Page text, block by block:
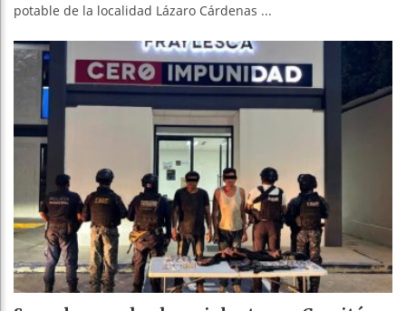
potable de la localidad Lázaro Cárdenas ...